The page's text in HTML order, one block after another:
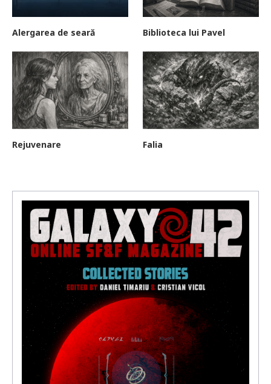
Alergarea de seară Biblioteca lui Pavel
Rejuvenare Falia